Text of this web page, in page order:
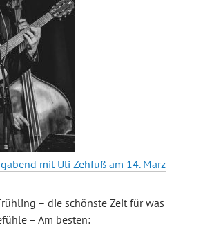
mit Uli Zehfuß am 14. März
– die schönste Zeit für was
– Am besten: